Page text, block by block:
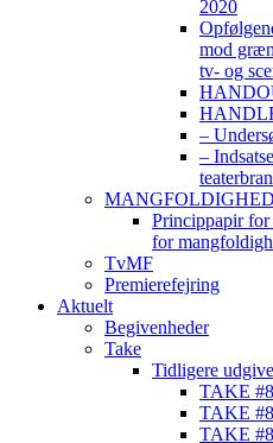
2020
mod
tv- og
–
–
MANGFOLDIGHED
Princippapir for
for
TvMF
Premierefejring
Aktuelt
Begivenheder
Take
Tidligere
TAKE
TAKE
TAKE